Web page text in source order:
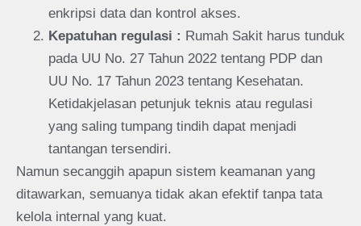
enkripsi data dan kontrol akses.
Kepatuhan regulasi : Rumah Sakit harus tunduk
pada UU No. 27 Tahun 2022 tentang PDP dan
UU No. 17 Tahun 2023 tentang Kesehatan.
Ketidakjelasan petunjuk teknis atau regulasi
yang saling tumpang tindih dapat menjadi
tantangan tersendiri.
Namun secanggih apapun sistem keamanan yang
ditawarkan, semuanya tidak akan efektif tanpa tata
kelola internal yang kuat.